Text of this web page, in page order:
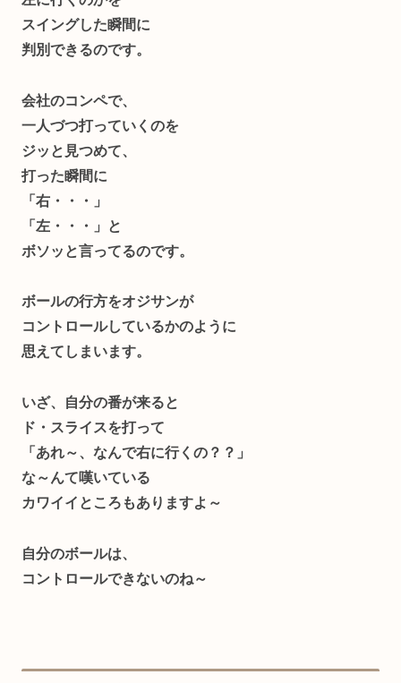
スイングした瞬間に
判別できるのです。
会社のコンペで、
一人づつ打っていくのを
ジッと見つめて、
打った瞬間に
「右・・・」
「左・・・」と
ボソッと言ってるのです。
ボールの行方をオジサンが
コントロールしているかのように
思えてしまいます。
いざ、自分の番が来ると
ド・スライスを打って
「あれ～、なんで右に行くの？？」
な～んて嘆いている
カワイイところもありますよ～
自分のボールは、
コントロールできないのね～